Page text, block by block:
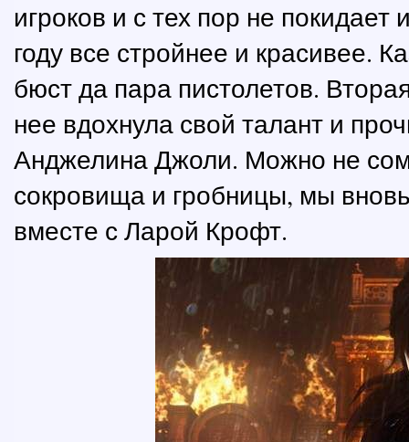
игроков и с тех пор не
году все стройнее и красивее.
бюст да пара пистолетов.
нее вдохнула свой талант и
Анджелина Джоли. Можно не
сокровища и гробницы, мы
вместе с Ларой Крофт.